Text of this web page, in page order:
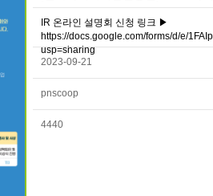
IR 온라인 설명회 신청 링크 ▶
https://docs.google.com/forms/d/e/
usp=sharing
2023-09-21
pnscoop
4440